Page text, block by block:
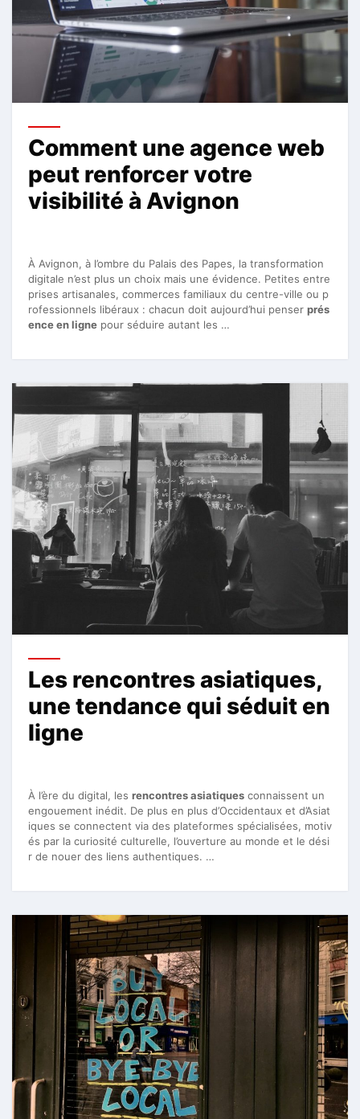
Comment une agence web
peut renforcer votre
visibilité à Avignon
À Avignon, à l’ombre du Palais des Papes, la transformation
digitale n’est plus un choix mais une évidence. Petites entre
prises artisanales, commerces familiaux du centre-ville ou p
rofessionnels libéraux : chacun doit aujourd’hui penser prés
ence en ligne pour séduire autant les …
Les rencontres asiatiques,
une tendance qui séduit en
ligne
À l’ère du digital, les rencontres asiatiques connaissent un
engouement inédit. De plus en plus d’Occidentaux et d’Asiat
iques se connectent via des plateformes spécialisées, motiv
és par la curiosité culturelle, l’ouverture au monde et le dési
r de nouer des liens authentiques. …